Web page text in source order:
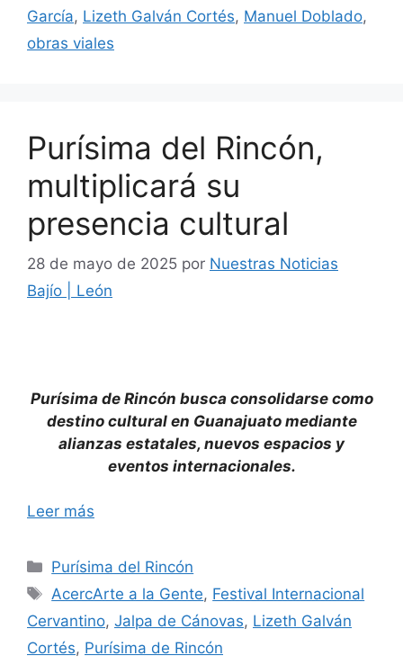
García, Lizeth Galván Cortés, Manuel Doblado,
obras viales
Purísima del Rincón,
multiplicará su
presencia cultural
28 de mayo de 2025 por Nuestras Noticias
Bajío | León
Purísima de Rincón busca consolidarse como
destino cultural en Guanajuato mediante
alianzas estatales, nuevos espacios y
eventos internacionales.
Leer más
Categorías
Purísima del Rincón
Etiquetas
AcercArte a la Gente, Festival Internacional
Cervantino, Jalpa de Cánovas, Lizeth Galván
Cortés, Purísima de Rincón